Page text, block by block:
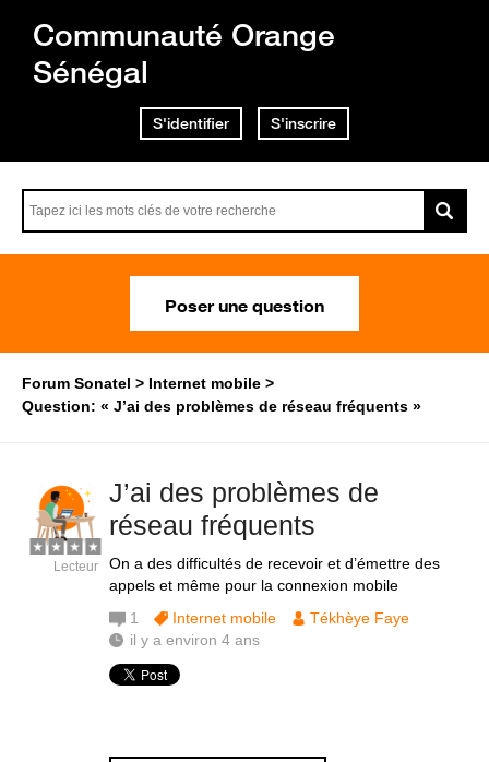
Communauté Orange
Sénégal
S'identifier S'inscrire
Poser une question
Forum Sonatel
Internet mobile
Question: « J’ai des problèmes de réseau fréquents »
J’ai des problèmes de
réseau fréquents
On a des difficultés de recevoir et d’émettre des
appels et même pour la connexion mobile
Lecteur
1 Internet mobile
Tékhèye Faye
il y a environ 4 ans